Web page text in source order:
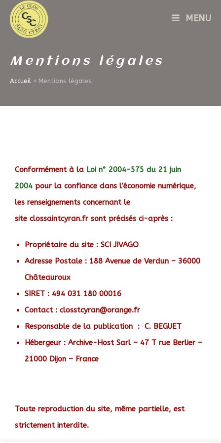
MENU
Mentions légales
Accueil » Mentions légales
Conformément à la Loi n° 2004-575 du 21 juin
2004 pour la confiance dans l’économie numérique,
les renseignements concernant le
site clossaintcyran.fr sont précisés ci-après :
Propriétaire du site : SCI JIVAGO
Adresse Postale : 188 Avenue de Verdun – 36000
Châteauroux
SIRET : 494 031 180 00016
Contact : closstcyran@orange.fr
Responsable de la publication : C. BEGUET
Hébergeur : Archive-Host Sarl – 47 T rue Berlier –
21000 Dijon – France
Toute reproduction du site, même partielle, est
strictement interdite.